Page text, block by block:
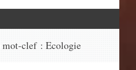
mot-clef : Ecologie